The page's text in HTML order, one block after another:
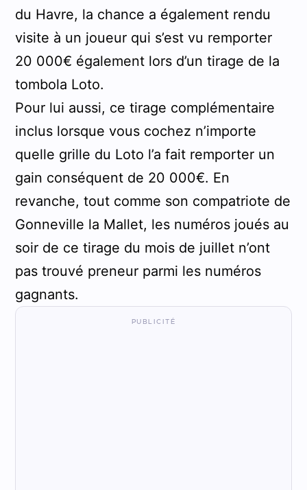
du Havre, la chance a également rendu
visite à un joueur qui s’est vu remporter
20 000€ également lors d’un tirage de la
tombola Loto.
Pour lui aussi, ce tirage complémentaire
inclus lorsque vous cochez n’importe
quelle grille du Loto l’a fait remporter un
gain conséquent de 20 000€. En
revanche, tout comme son compatriote de
Gonneville la Mallet, les numéros joués au
soir de ce tirage du mois de juillet n’ont
pas trouvé preneur parmi les numéros
gagnants.